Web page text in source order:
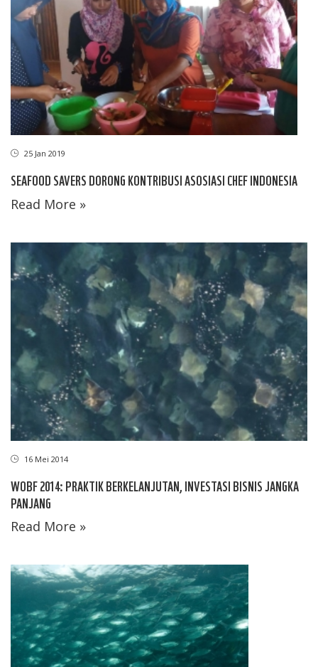
25 Jan 2019
SEAFOOD SAVERS DORONG KONTRIBUSI ASOSIASI CHEF INDONESIA
Read More »
16 Mei 2014
WOBF 2014: PRAKTIK BERKELANJUTAN, INVESTASI BISNIS JANGKA
PANJANG
Read More »